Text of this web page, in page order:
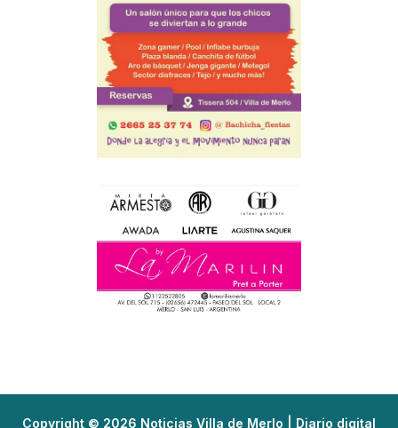
Copyright © 2026 Noticias Villa de Merlo | Diario digital